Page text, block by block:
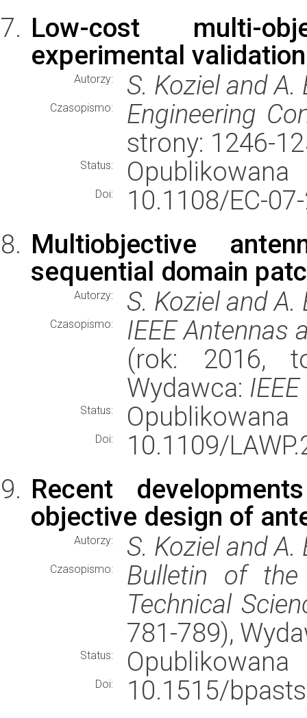
Low-cost multi-
experimental
Autorzy: S. Koziel and
Czasopismo:
Engineering
strony: 1246-
Status: Opublikowana
Doi:
10.1108/EC-
Multiobjective
sequential domain
Autorzy: S. Koziel and
Czasopismo:
IEEE Antennas
(rok: 2016,
Wydawca: IEEE
Status: Opublikowana
Doi:
10.1109/
Recent
objective design of
Autorzy: S. Koziel and
Czasopismo:
Bulletin of the
Technical
781-789),
Status: Opublikowana
Doi:
10.1515/